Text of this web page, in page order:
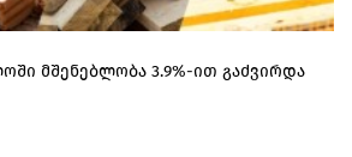
მშენებლობა 3.9%-ით გაძვირდა